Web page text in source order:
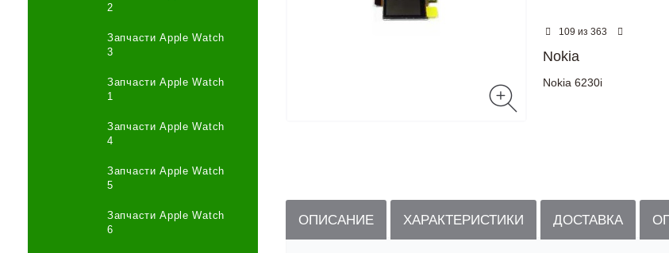
2
Запчасти Apple Watch
3
Запчасти Apple Watch
1
Запчасти Apple Watch
4
Запчасти Apple Watch
5
Запчасти Apple Watch
6
109 из 363
Nokia
Nokia 6230i
ОПИСАНИЕ ХАРАКТЕРИСТИКИ ДОСТАВКА